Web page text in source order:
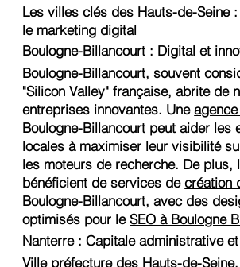
Les villes clés des Hauts-de-Seine
le marketing digital
Boulogne-Billancourt : Digital et
Boulogne-Billancourt, souvent
"Silicon Valley" française, abrite de
entreprises innovantes. Une
Boulogne-Billancourt peut aider les
locales à maximiser leur visibilité
les moteurs de recherche. De plus,
bénéficient de services decréation
Boulogne-Billancourt, avec des
optimisés pour leSEO à Boulogne
Nanterre : Capitale administrative
Ville préfecture des Hauts-de-